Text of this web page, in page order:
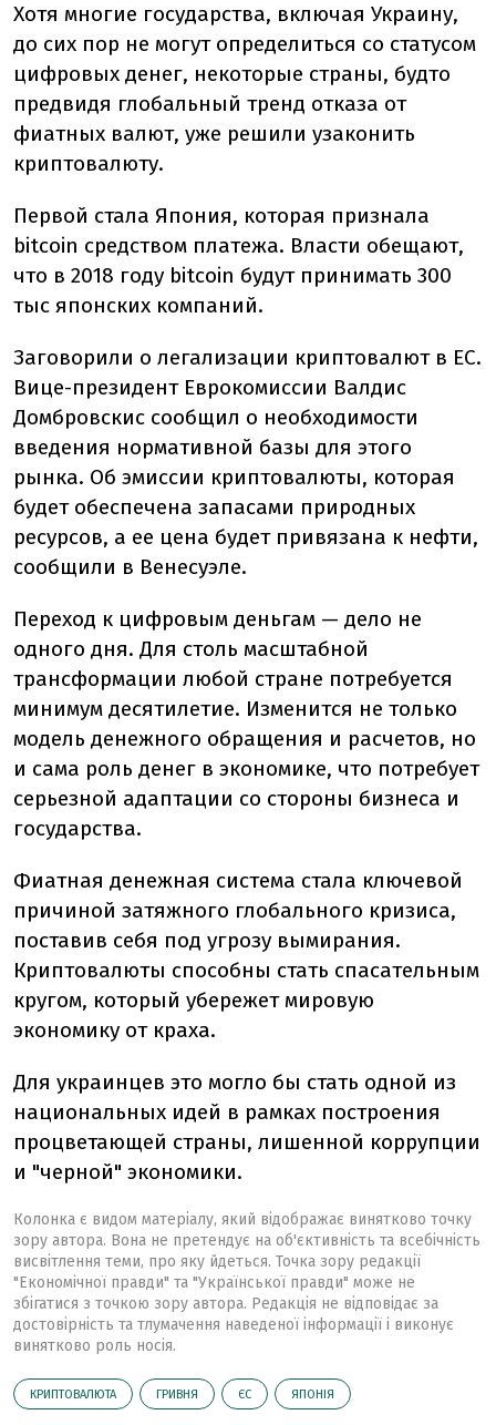
Хотя многие государства, включая Украину,
до сих пор не могут определиться со статусом
цифровых денег, некоторые страны, будто
предвидя глобальный тренд отказа от
фиатных валют, уже решили узаконить
криптовалюту.
Первой стала Япония, которая признала
bitcoin средством платежа. Власти обещают,
что в 2018 году bitcoin будут принимать 300
тыс японских компаний.
Заговорили о легализации криптовалют в ЕС.
Вице-президент Еврокомиссии Валдис
Домбровскис сообщил о необходимости
введения нормативной базы для этого
рынка. Об эмиссии криптовалюты, которая
будет обеспечена запасами природных
ресурсов, а ее цена будет привязана к нефти,
сообщили в Венесуэле.
Переход к цифровым деньгам — дело не
одного дня. Для столь масштабной
трансформации любой стране потребуется
минимум десятилетие. Изменится не только
модель денежного обращения и расчетов, но
и сама роль денег в экономике, что потребует
серьезной адаптации со стороны бизнеса и
государства.
Фиатная денежная система стала ключевой
причиной затяжного глобального кризиса,
поставив себя под угрозу вымирания.
Криптовалюты способны стать спасательным
кругом, который убережет мировую
экономику от краха.
Для украинцев это могло бы стать одной из
национальных идей в рамках построения
процветающей страны, лишенной коррупции
и "черной" экономики.
Колонка є видом матеріалу, який відображає винятково точку
зору автора. Вона не претендує на об'єктивність та всебічність
висвітлення теми, про яку йдеться. Точка зору редакції
"Економічної правди" та "Української правди" може не
збігатися з точкою зору автора. Редакція не відповідає за
достовірність та тлумачення наведеної інформації і виконує
винятково роль носія.
КРИПТОВАЛЮТА ГРИВНЯ ЄС ЯПОНІЯ